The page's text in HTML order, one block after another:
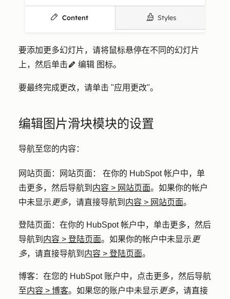
要添加更多幻灯片，请将鼠标悬停在不同的幻灯片
上，然后单击edit 编辑 图标。
要最终完成更改，请单击 "应用更改"。
编辑图片滑块模块的设置
导航至您的内容：
网站页面 ：网站页面： 在你的 HubSpot 帐户中，单
击更多，然后导航到 内容 > 网站页面。如果你的帐户
中未显示 更多，请直接导航到 内容 > 网站页面。
登陆页面 ：在你的 HubSpot 帐户中，单击更多，然后
导航到 内容 > 登陆页面。如果你的帐户中未显示 更
多，请直接导航到 内容 > 登陆页面。
博客：在您的 HubSpot 账户中，点击更多，然后导航
至内容 > 博客。如果您的账户中未显示 更多，请直接